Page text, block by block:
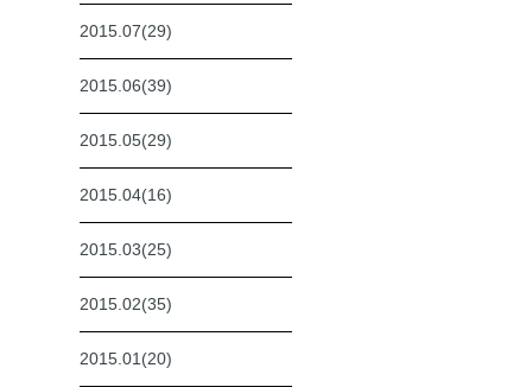
2015.07(29)
2015.06(39)
2015.05(29)
2015.04(16)
2015.03(25)
2015.02(35)
2015.01(20)